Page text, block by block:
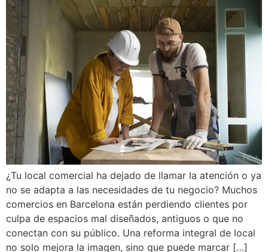
¿Tu local comercial ha dejado de llamar la atención o ya
no se adapta a las necesidades de tu negocio? Muchos
comercios en Barcelona están perdiendo clientes por
culpa de espacios mal diseñados, antiguos o que no
conectan con su público. Una reforma integral de local
no solo mejora la imagen, sino que puede marcar […]